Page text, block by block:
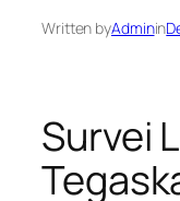
Written byAdminin
Survei